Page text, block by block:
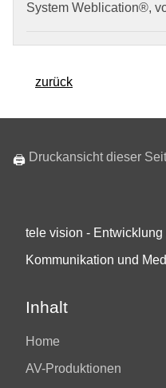
System Weblication®,
zurück
🖨 Druckansicht dieser
tele vision -
Kommunikation und
Inhalt
Home
AV-Produktionen